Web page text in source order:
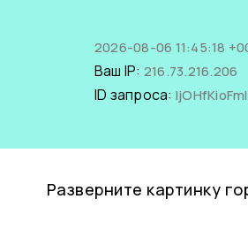
2026-08-06 11:45:18
Ваш IP: 216.73.216.206
ID запроса:
Разверните картинку